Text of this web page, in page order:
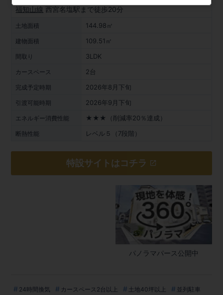
福知山線 西宮名塩駅まで徒歩20分
土地面積 144.98㎡
建物面積 109.51㎡
間取り 3LDK
カースペース 2台
完成予定時期 2026年8月下旬
引渡可能時期 2026年9月下旬
エネルギー消費性能 ★★★（削減率20％達成）
断熱性能 レベル５（7段階）
24時間換気 カースペース2台以上 土地40坪以上
並列駐車
特設サイトはコチラ
パノラマパース公開中